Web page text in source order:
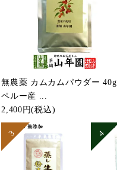
無農薬 カムカムパウダー 40g
ペルー産 ...
2,400円(税込)